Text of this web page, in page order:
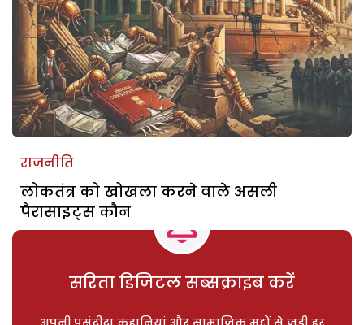
राजनीति
लोकतंत्र को खोखला करने वाले असली
पैरासाइट्स कौन
सरिता डिजिटल सब्सक्राइब करें